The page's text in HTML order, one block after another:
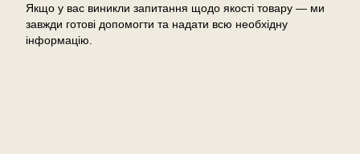
Якщо у вас виникли запитання щодо якості товару — ми
завжди готові допомогти та надати всю необхідну
інформацію.